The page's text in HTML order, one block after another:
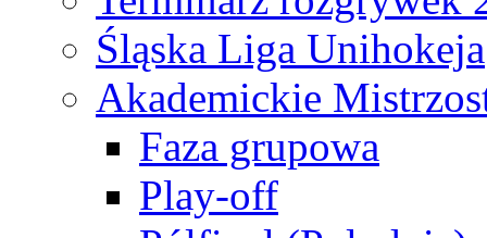
Śląska Liga Unihokeja
Akademickie
Faza grupowa
Play-off